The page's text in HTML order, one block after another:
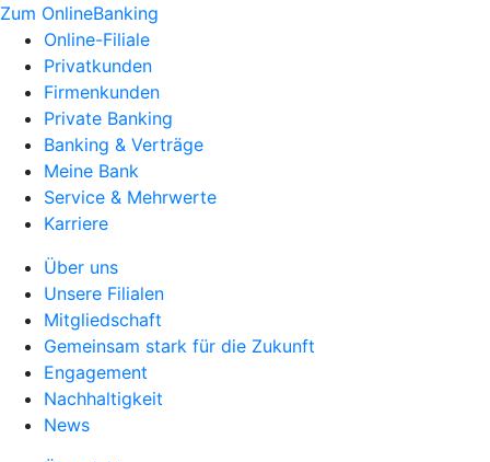
Zum OnlineBanking
Online-Filiale
Privatkunden
Firmenkunden
Private Banking
Banking & Verträge
Meine Bank
Service & Mehrwerte
Karriere
Über uns
Unsere Filialen
Mitgliedschaft
Gemeinsam stark für die Zukunft
Engagement
Nachhaltigkeit
News